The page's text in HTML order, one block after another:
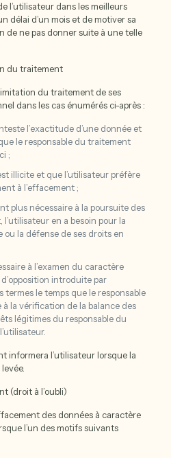
l’utilisateur dans les meilleurs
délai d’un mois et de motiver sa
de ne pas donner suite à une telle
traitement
du traitement de ses
dans les cas énumérés ci-après :
l’exactitude d’une donnée et
le responsable du traitement
;
illicite et que l’utilisateur préfère
à l’effacement ;
plus nécessaire à la poursuite des
en a besoin pour la
ou la défense de ses droits en
à l’examen du caractère
introduite par
termes le temps que le responsable
la vérification de la balance des
légitimes du responsable du
informera l’utilisateur lorsque la
à l’oubli)
des données à caractère
l’un des motifs suivants